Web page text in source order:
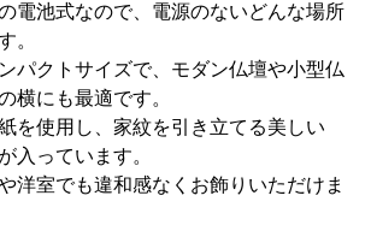
電池式なので、電源のないどんな場所
。
パクトサイズで、モダン仏壇や小型仏
横にも最適です。
を使用し、家紋を引き立てる美しい
入っています。
洋室でも違和感なくお飾りいただけま